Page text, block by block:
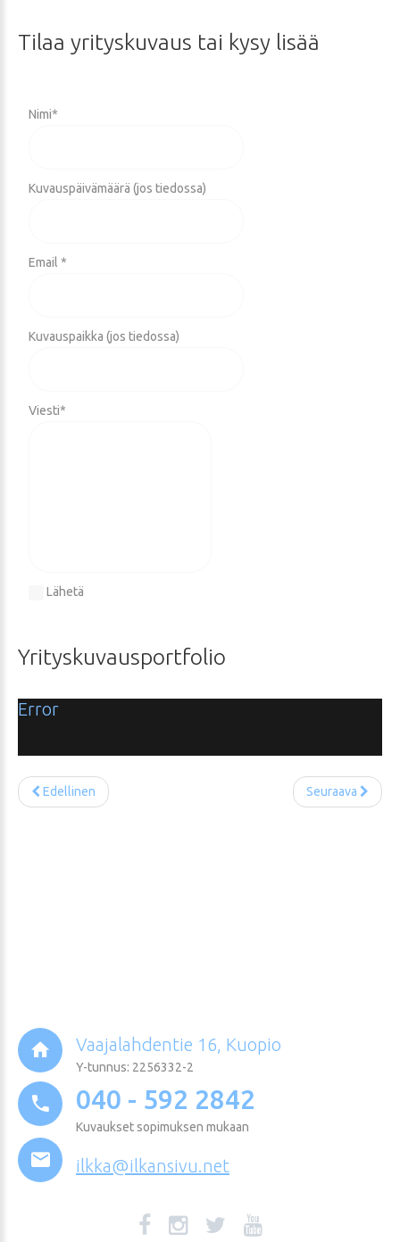
Tilaa yrityskuvaus tai kysy lisää
Nimi*
Kuvauspäivämäärä (jos tiedossa)
Email *
Kuvauspaikka (jos tiedossa)
Viesti*
Lähetä
Yrityskuvausportfolio
Error
Edellinen Seuraava
Vaajalahdentie 16, Kuopio
Y-tunnus: 2256332-2
040 - 592 2842
Kuvaukset sopimuksen mukaan
ilkka@ilkansivu.net